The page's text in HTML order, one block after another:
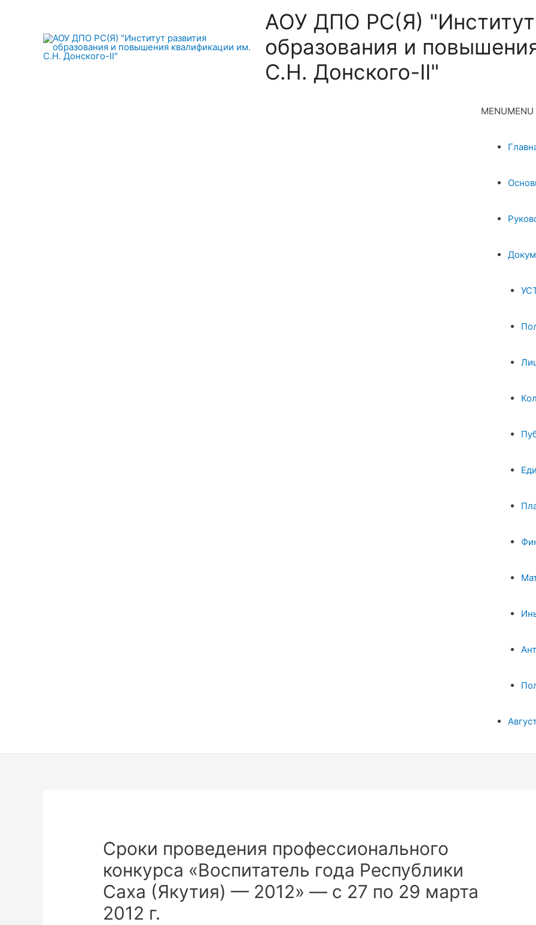
АОУ ДПО РС(Я) "Институт
образования и
С.Н. Донского-II"
MENUMENU
Cроки проведения профессионального
конкурса «Воспитатель года Республики
Саха (Якутия) — 2012» — с 27 по 29 марта
2012 г.